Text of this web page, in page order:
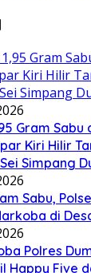
Gram Sabu
Kiri Hilir
Simpang
Sabu,
di
Polres
Happy Five